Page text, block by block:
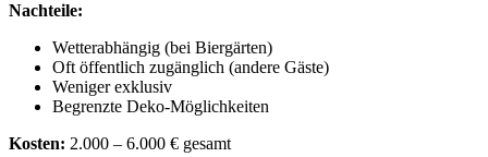
Nachteile:
Wetterabhängig (bei Biergärten)
Oft öffentlich zugänglich (andere Gäste)
Weniger exklusiv
Begrenzte Deko-Möglichkeiten
Kosten: 2.000 – 6.000 € gesamt